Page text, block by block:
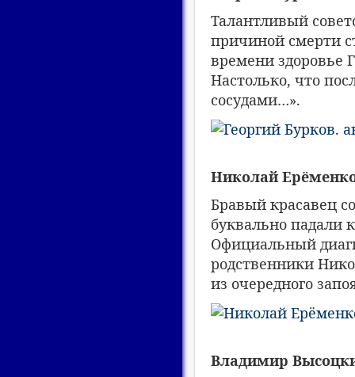
Талантливый
причиной смерти
времени здоровье
Настолько, что
сосудами…».
Николай
Бравый красавец
буквально падали
Официальный
родственники
из очередного
Владимир